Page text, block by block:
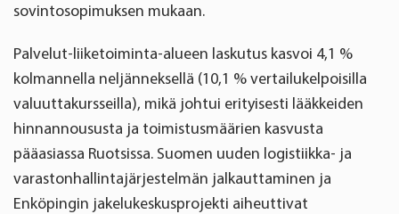
sovintosopimuksen mukaan.
Palvelut-liiketoiminta-alueen laskutus kasvoi 4,1 %
kolmannella neljänneksellä (10,1 % vertailukelpoisilla
valuuttakursseilla), mikä johtui erityisesti lääkkeiden
hinnannoususta ja toimistusmäärien kasvusta
pääasiassa Ruotsissa. Suomen uuden logistiikka- ja
varastonhallintajärjestelmän jalkauttaminen ja
Enköpingin jakelukeskusprojekti aiheuttivat